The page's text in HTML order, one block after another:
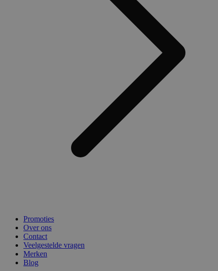
Promoties
Over ons
Contact
Veelgestelde vragen
Merken
Blog